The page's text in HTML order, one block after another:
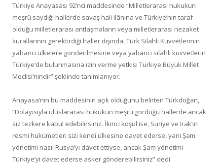
Türkiye Anayasası 92’nci maddesinde “Milletlerarası hukukun
meşrû saydığı hallerde savaş hali ilânına ve Türkiye’nin taraf
olduğu milletlerarası antlaşmaların veya milletlerarası nezaket
kurallarının gerektirdiği haller dışında, Türk Silahlı Kuvvetlerinin
yabancı ülkelere gönderilmesine veya yabancı silahlı kuvvetlerin
Türkiye’de bulunmasına izin verme yetkisi Türkiye Büyük Millet
Meclisi’nindir” şeklinde tanımlanıyor.
Anayasa’nın bu maddesinin açık olduğunu belirten Türkdoğan,
“Dolayısıyla uluslararası hukukun meşru gördüğü hallerde ancak
siz tezkere kabul edebilirsiniz. İkinci koşul ise, Suriye ve Irak’ın
resmi hükümetleri sizi kendi ülkesine davet ederse, yani Şam
yönetimi nasıl Rusya’yı davet ettiyse, ancak Şam yönetimi
Türkiye’yi davet ederse asker gönderebilirsiniz” dedi.